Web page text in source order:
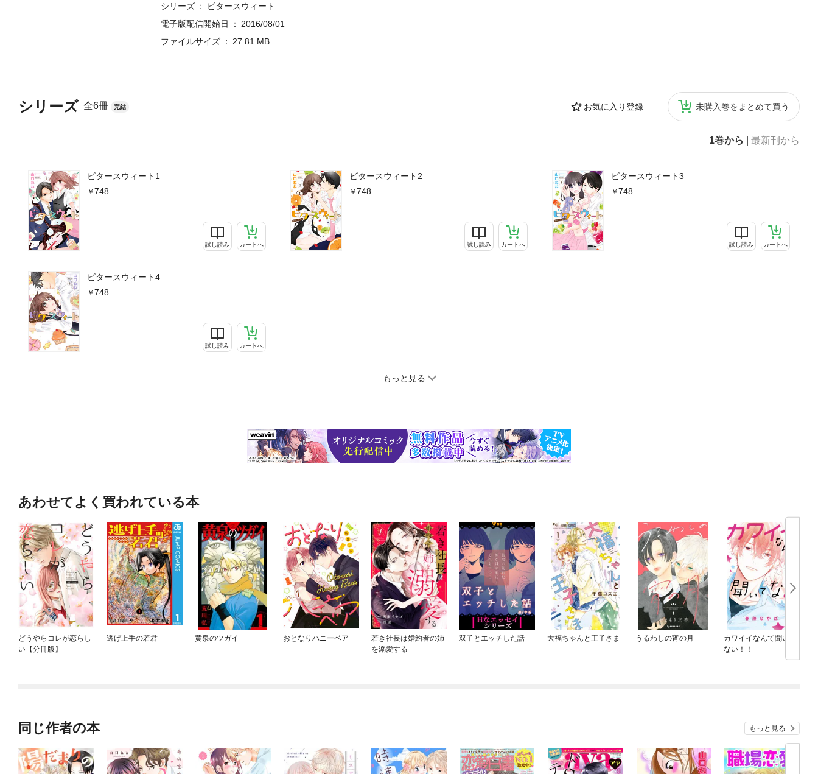
シリーズ 全6冊 完結 お気に入り登録 未購入巻をまとめて買う
1巻から 最新刊から
ビタースウィート1
748
試し読み カートへ
ビタースウィート2
748
試し読み カートへ
ビタースウィート3
748
試し読み カートへ
ビタースウィート4
748
試し読み カートへ
もっと見る
シリーズ
ビタースウィート
電子版配信開始日
2016/08/01
ファイルサイズ
27.81 MB
あわせてよく買われている本
どうやらコレが恋らし
い【分冊版】
逃げ上手の若君 黄泉のツガイ おとなりハニーベア
若き社長は婚約者の姉
を溺愛する
双子とエッチした話 大福ちゃんと王子さま うるわしの宵の月
カワイイなんて聞いて
ない！！
同じ作者の本 もっと見る